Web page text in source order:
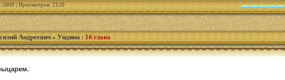
| Просмотров: 2120
Андреевич» Ундина : 16 глава